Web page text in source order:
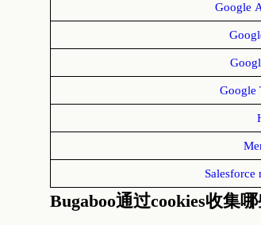
Salesforce
Bugaboo通过cookies收集